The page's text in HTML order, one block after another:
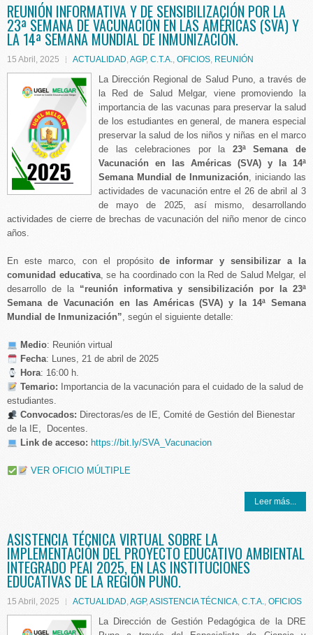
REUNIÓN INFORMATIVA Y DE SENSIBILIZACIÓN POR LA
23ª SEMANA DE VACUNACIÓN EN LAS AMÉRICAS (SVA) Y
LA 14ª SEMANA MUNDIAL DE INMUNIZACIÓN.
15 Abril, 2025 ACTUALIDAD,AGP, C.T.A., OFICIOS, REUNIÓN
La Dirección Regional de Salud Puno, a través de
la Red de Salud Melgar, viene promoviendo la
importancia de las vacunas para preservar la salud
de los estudiantes en general, de manera especial
preservar la salud de los niños y niñas en el marco
de las celebraciones por la 23ª Semana de
Vacunación en las Américas (SVA) y la 14ª
Semana Mundial de Inmunización, iniciando las
actividades de vacunación entre el 26 de abril al 3
de mayo de 2025, así mismo, desarrollando
actividades de cierre de brechas de vacunación del niño menor de cinco
años.
En este marco, con el propósitode informar y sensibilizar a la
comunidad educativa, se ha coordinado con la Red de Salud Melgar, el
desarrollo de la “reunión informativa y sensibilización por la 23ª
Semana de Vacunación en las Américas (SVA) y la 14ª Semana
Mundial de Inmunización”, según el siguiente detalle:
Medio: Reunión virtual
Fecha: Lunes, 21 de abril de 2025
Hora: 16:00 h.
Temario:
Importancia de la vacunación para el cuidado de la salud de
estudiantes.
Convocados: Directoras/es de IE, Comité de Gestión del Bienestar
de la IE, Docentes.
Link de acceso: https://bit.ly/SVA_Vacunacion
VER OFICIO MÚLTIPLE
Leer más...
ASISTENCIA TÉCNICA VIRTUAL SOBRE LA
IMPLEMENTACIÓN DEL PROYECTO EDUCATIVO AMBIENTAL
INTEGRADO PEAI 2025, EN LAS INSTITUCIONES
EDUCATIVAS DE LA REGIÓN PUNO.
15 Abril, 2025 ACTUALIDAD,AGP,ASISTENCIA TÉCNICA, C.T.A., OFICIOS
La Dirección de Gestión Pedagógica de la DRE